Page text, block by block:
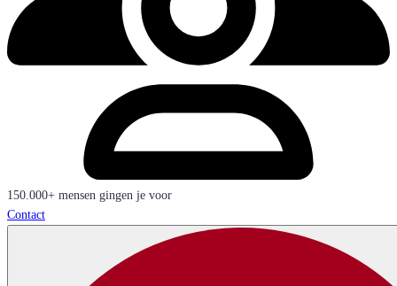
150.000+ mensen gingen je voor
Contact